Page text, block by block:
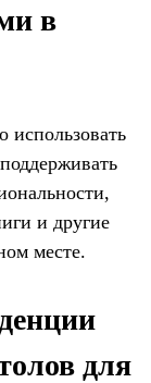
в
использовать
и другие
месте.
для